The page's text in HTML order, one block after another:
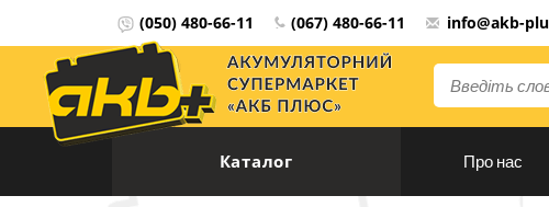
(050) 480-66-11 (067) 480-66-11 info@akb-
Каталог Про нас
Мова